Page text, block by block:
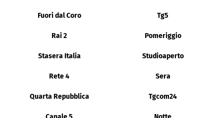
Fuori dal Coro Tg5
Rai 2 Pomeriggio
Stasera Italia Studioaperto
Rete 4 Sera
Quarta Repubblica Tgcom24